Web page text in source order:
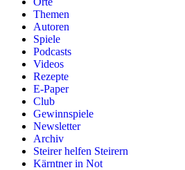
Themen
Autoren
Spiele
Podcasts
Videos
Rezepte
E-Paper
Club
Gewinnspiele
Newsletter
Archiv
Steirer helfen Steirern
Kärntner in Not